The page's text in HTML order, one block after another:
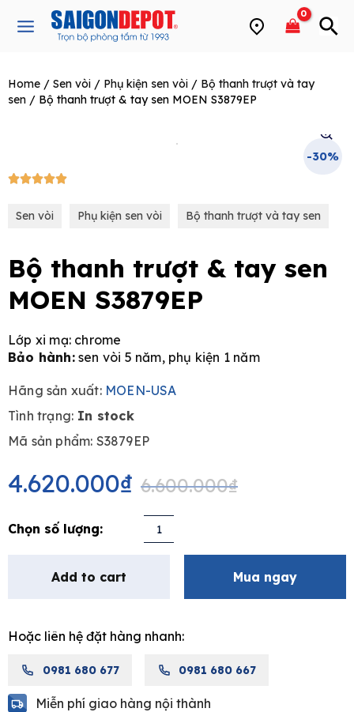
Main
Home / Sen vòi / Phụ kiện sen vòi / Bộ thanh trượt và tay
sen / Bộ thanh trượt & tay sen MOEN S3879EP
-30%
5/5
Sen vòi Phụ kiện sen vòi Bộ thanh trượt và tay sen
Bộ thanh trượt & tay sen
MOEN S3879EP
Lớp xi mạ: chrome
Bảo hành:sen vòi 5 năm, phụ kiện 1 năm
Hãng sản xuất:MOEN-USA
Tình trạng: In stock
Mã sản phẩm: S3879EP
6.600.000₫
Original
price
was:
6.600.000₫.
4.620.000₫
Current
price
is:
4.620.000₫.
thanh
&
MOEN
quantity
Add to cart Mua ngay
Hoặc liên hệ đặt hàng nhanh:
0981 680 677 0981 680 667
Miễn phí giao hàng nội thành